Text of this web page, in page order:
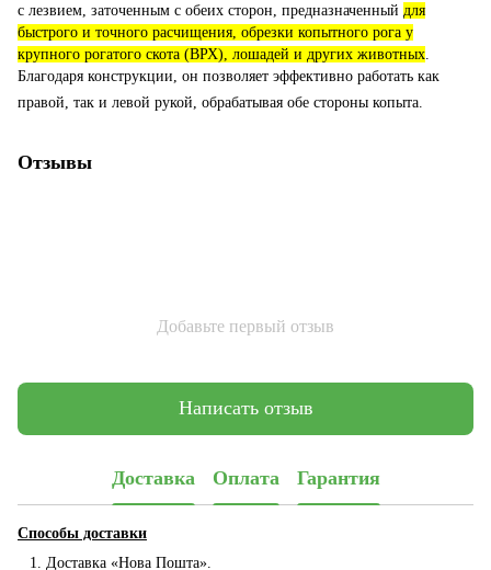
с лезвием, заточенным с обеих сторон, предназначенный для
быстрого и точного расчищения, обрезки копытного рога у
крупного рогатого скота (ВРХ), лошадей и других животных
Благодаря конструкции, он позволяет эффективно работать как
правой, так и левой рукой, обрабатывая обе стороны копыта.
Отзывы
Добавьте первый отзыв
Написать отзыв
Доставка Оплата Гарантия
Способы доставки
Доставка «Нова Пошта».